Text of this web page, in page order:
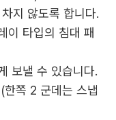
지 않도록 합니다.
이 타입의 침대 패
보낼 수 있습니다.
한쪽 2 군데는 스냅